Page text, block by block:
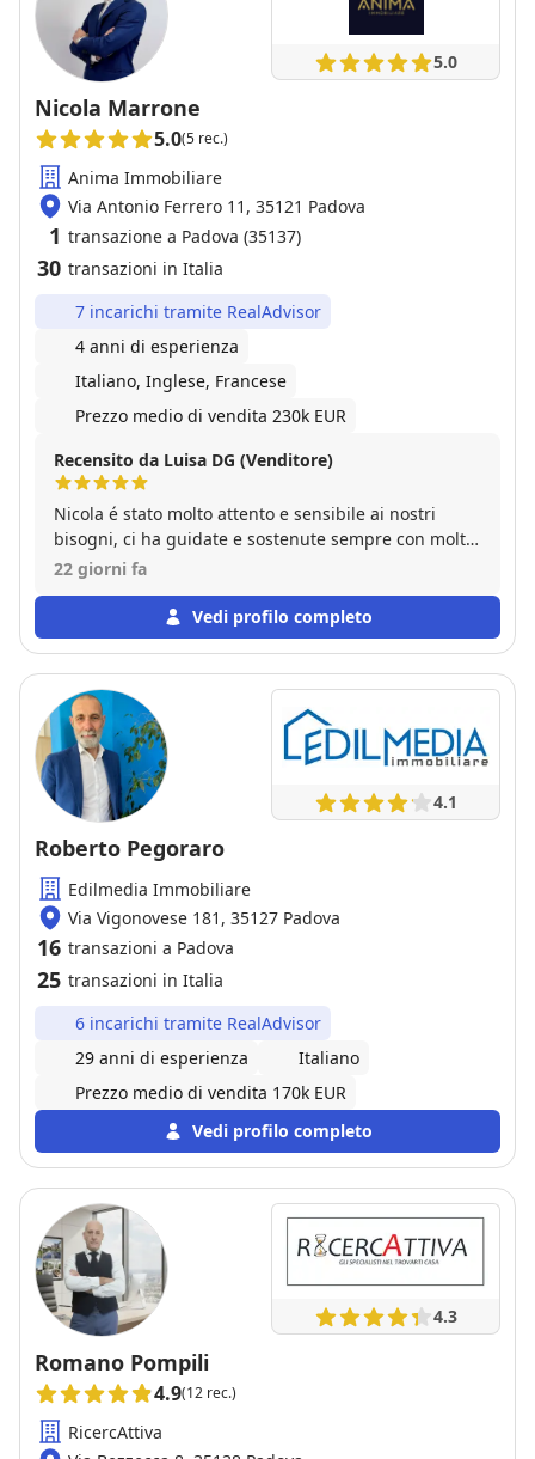
5.0
Nicola Marrone
5.0(5 rec.)
Anima Immobiliare
Via Antonio Ferrero 11, 35121 Padova
1 transazione a Padova (35137)
30 transazioni in Italia
7 incarichi tramite RealAdvisor
4 anni di esperienza
Italiano, Inglese, Francese
Prezzo medio di vendita 230k EUR
Recensito da Luisa DG (Venditore)
Nicola é stato molto attento e sensibile ai nostri
bisogni, ci ha guidate e sostenute sempre con molta
professionalità e capacità. Se dovessi mi rivolgerei
22 giorni fa
Vedi profilo completo
4.1
Roberto Pegoraro
Edilmedia Immobiliare
Via Vigonovese 181, 35127 Padova
16 transazioni a Padova
25 transazioni in Italia
6 incarichi tramite RealAdvisor
29 anni di esperienza
Italiano
Prezzo medio di vendita 170k EUR
Vedi profilo completo
4.3
Romano Pompili
4.9(12 rec.)
RicercAttiva